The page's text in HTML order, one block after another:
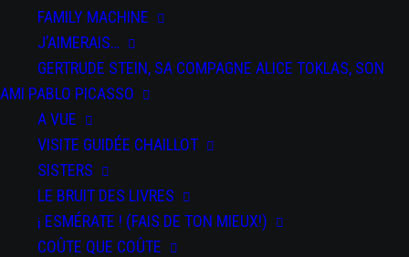
FAMILY MACHINE
J’AIMERAIS…
GERTRUDE STEIN, SA COMPAGNE ALICE TOKLAS, SON
AMI PABLO PICASSO
A VUE
VISITE GUIDÉE CHAILLOT
SISTERS
LE BRUIT DES LIVRES
¡ ESMÉRATE ! (FAIS DE TON MIEUX!)
COÛTE QUE COÛTE